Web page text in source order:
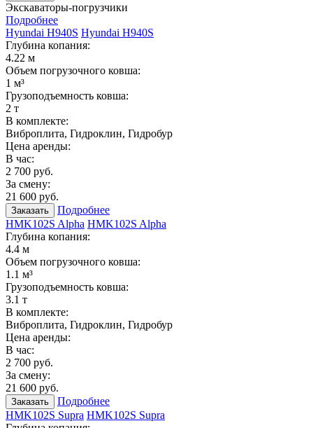
Экскаваторы-погрузчики
Подробнее
Hyundai H940S Hyundai H940S
Глубина копания:
4.22 м
Объем погрузочного ковша:
1 м³
Грузоподъемность ковша:
2 т
В комплекте:
Виброплита, Гидроклин, Гидробур
Цена аренды:
В час:
2 700 руб.
За смену:
21 600 руб.
Заказать
Подробнее
HMK102S Alpha HMK102S Alpha
Глубина копания:
4.4 м
Объем погрузочного ковша:
1.1 м³
Грузоподъемность ковша:
3.1 т
В комплекте:
Виброплита, Гидроклин, Гидробур
Цена аренды:
В час:
2 700 руб.
За смену:
21 600 руб.
Заказать
Подробнее
HMK102S Supra HMK102S Supra